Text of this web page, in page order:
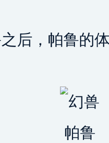
后，帕鲁的